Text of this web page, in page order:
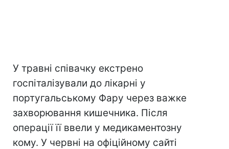
У травні співачку екстрено
госпіталізували до лікарні у
португальському Фару через важке
захворювання кишечника. Після
операції її ввели у медикаментозну
кому. У червні на офіційному сайті